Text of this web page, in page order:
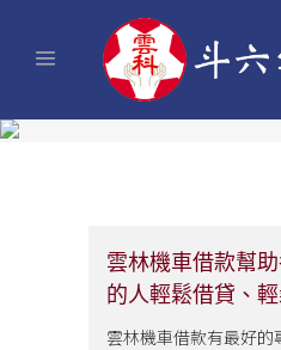
雲林機車借款幫
的人輕鬆借貸、
雲林機車借款有最好的